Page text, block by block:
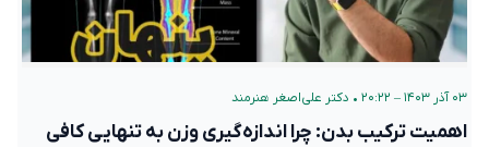
۰۳ آذر ۱۴۰۳ – ۲۰:۲۲ • دکتر علی‌اصغر هنرمند
اهمیت ترکیب بدن: چرا اندازه‌گیری وزن به تنهایی کافی